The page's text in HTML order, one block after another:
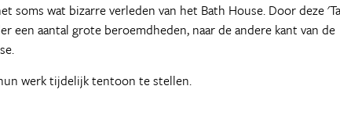
soms wat bizarre verleden van het Bath House. Door deze
een aantal grote beroemdheden, naar de andere kant van de
werk tijdelijk tentoon te stellen.